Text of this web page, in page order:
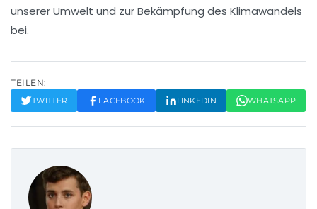
unserer Umwelt und zur Bekämpfung des Klimawandels
bei.
TEILEN:
TWITTER FACEBOOK LINKEDIN WHATSAPP